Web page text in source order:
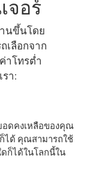
จอร์
นขึ้นโดย
เลือกจาก
าโทรต่ำ
า:
อดคงเหลือของคุณ
ได้ คุณสามารถใช้
ก็ได้ในโลกนี้ใน